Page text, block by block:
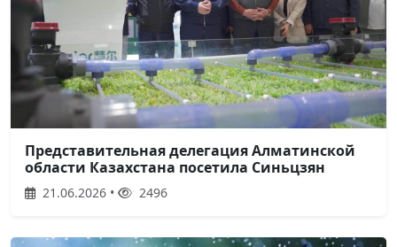
Представительная делегация Алматинской
области Казахстана посетила Синьцзян
21.06.2026 • 2496